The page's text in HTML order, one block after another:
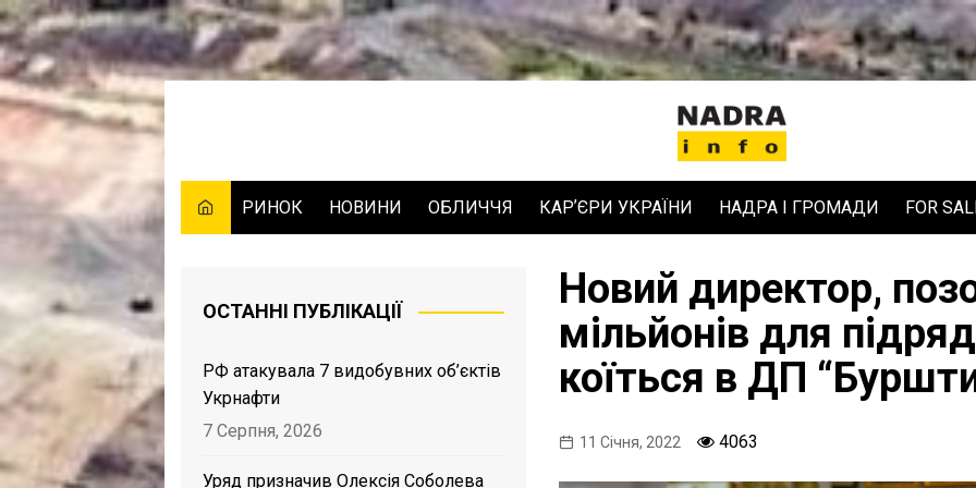
Skip
to
РИНОК НОВИНИ ОБЛИЧЧЯ КАРʼЄРИ УКРАЇНИ НАДРА І ГРОМАДИ FOR
Новий директор,
мільйонів для
коїться в ДП
11 Січня, 2022 4063
ОСТАННІ ПУБЛІКАЦІЇ
РФ атакувала 7 видобувних об’єктів
Укрнафти
7 Серпня, 2026
Уряд призначив Олексія Соболева